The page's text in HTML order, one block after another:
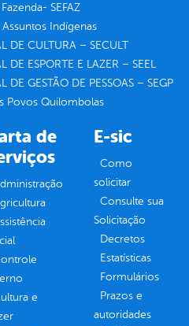
SEFAZ
Indígenas
DE CULTURA – SECULT
DE ESPORTE E LAZER – SEEL
DE GESTÃO DE PESSOAS – SEGP
Povos Quilombolas
de
e
E-sic
Como
solicitar
Consulte sua
Solicitação
Decretos
Estatísticas
Formulários
Prazos e
autoridades